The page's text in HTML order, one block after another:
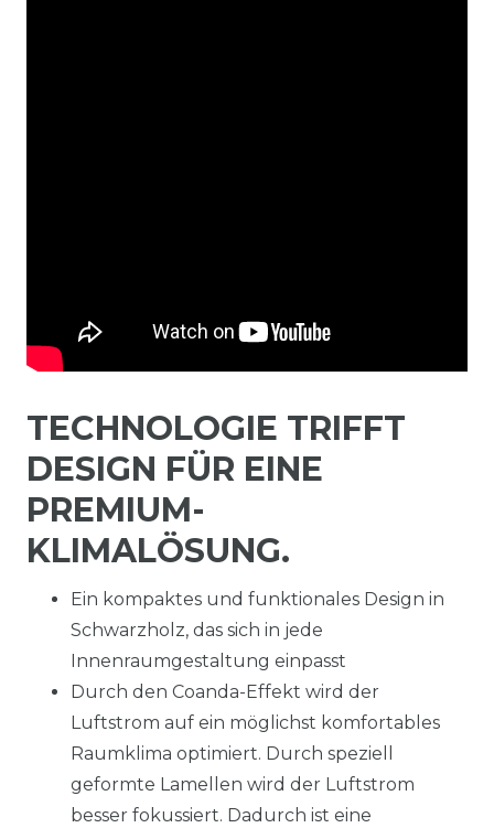
TECHNOLOGIE TRIFFT
DESIGN FÜR EINE
PREMIUM-
KLIMALÖSUNG.
Ein kompaktes und funktionales Design in
Schwarzholz, das sich in jede
Innenraumgestaltung einpasst
Durch den Coanda-Effekt wird der
Luftstrom auf ein möglichst komfortables
Raumklima optimiert. Durch speziell
geformte Lamellen wird der Luftstrom
besser fokussiert. Dadurch ist eine